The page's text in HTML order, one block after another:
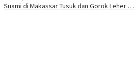
Suami di Makassar Tusuk dan Gorok Leher …